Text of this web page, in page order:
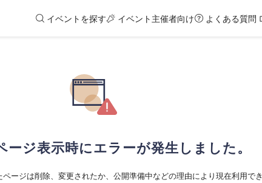
イベントを探す イベント主催者向け よくある質問
ージ表示時にエラーが発生しました。
ージは削除、変更されたか、公開準備中などの理由により現在利用でき